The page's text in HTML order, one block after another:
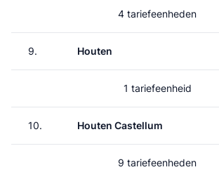
4 tariefeenheden
9. Houten
1 tariefeenheid
10. Houten Castellum
9 tariefeenheden